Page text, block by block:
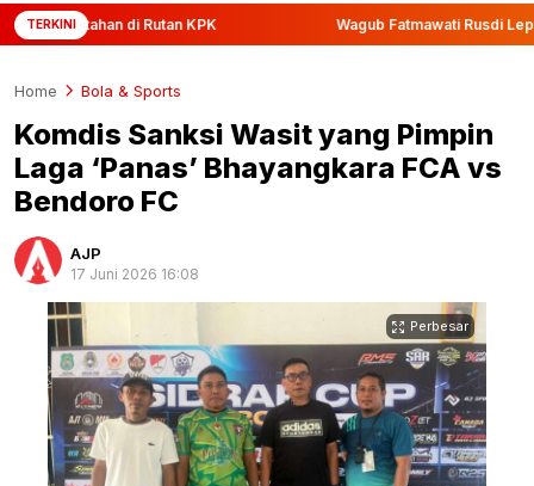
TERKINI
di Rutan KPK Wagub Fatmawati Rusdi Lepas Ekspor
Home Bola & Sports
Komdis Sanksi Wasit yang Pimpin
Laga ‘Panas’ Bhayangkara FCA vs
Bendoro FC
AJP
17 Juni 2026 16:08
Perbesar